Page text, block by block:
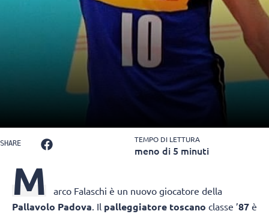
SHARE TEMPO DI LETTURA
meno di 5 minuti
M arco Falaschi è un nuovo giocatore della
Pallavolo Padova. Il palleggiatore toscano classe ’87 è